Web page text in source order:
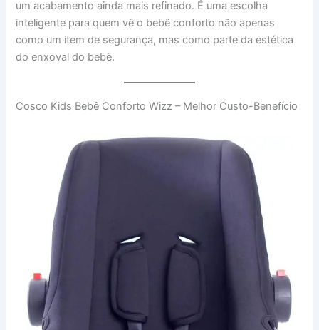
um acabamento ainda mais refinado. É uma escolha
inteligente para quem vê o bebê conforto não apenas
como um item de segurança, mas como parte da estética
do enxoval do bebê.
Cosco Kids Bebê Conforto Wizz – Melhor Custo-Benefício